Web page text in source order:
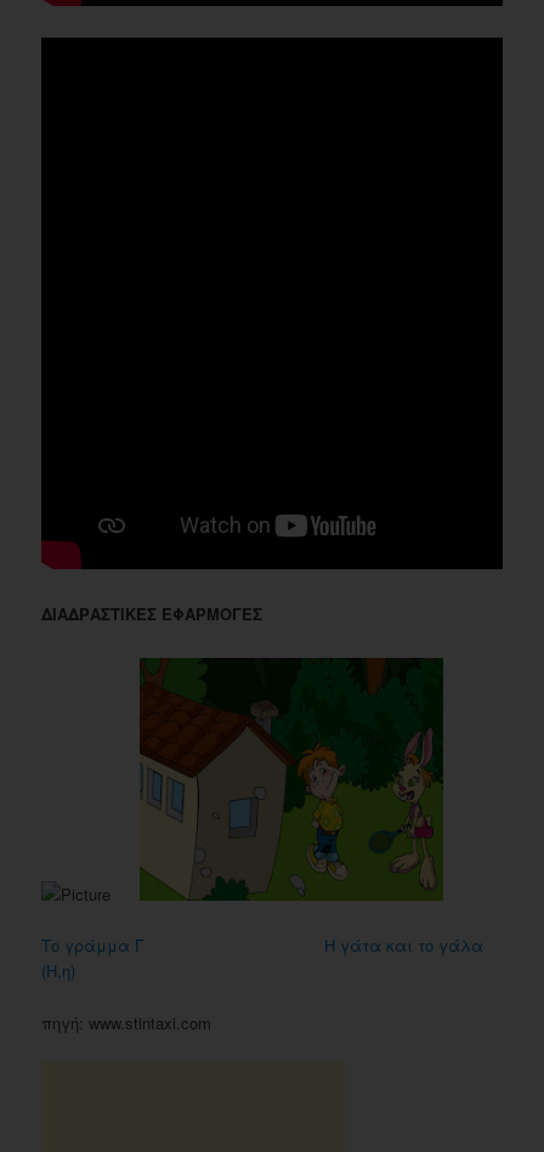
ΔΙΑΔΡΑΣΤΙΚΕΣ ΕΦΑΡΜΟΓΕΣ
Το γράμμα Γ
Η γάτα και το γάλα
(Η,η)
πηγή: www.stintaxi.com